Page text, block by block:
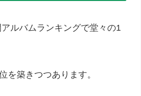
ルバムランキングで堂々の1
を築きつつあります。